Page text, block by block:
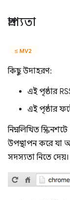
প্রাপ্যতা
≤ MV2
কিছু উদাহরণ:
এই পৃষ্ঠার
এই পৃষ্ঠার
নিম্নলিখিত
উপস্থাপন করে যা
সদস্যতা নিতে দেয়।